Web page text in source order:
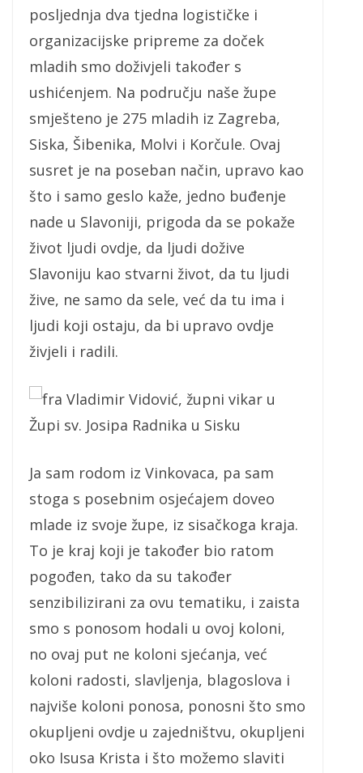
posljednja dva tjedna logističke i
organizacijske pripreme za doček
mladih smo doživjeli također s
ushićenjem. Na području naše župe
smješteno je 275 mladih iz Zagreba,
Siska, Šibenika, Molvi i Korčule. Ovaj
susret je na poseban način, upravo kao
što i samo geslo kaže, jedno buđenje
nade u Slavoniji, prigoda da se pokaže
život ljudi ovdje, da ljudi dožive
Slavoniju kao stvarni život, da tu ljudi
žive, ne samo da sele, već da tu ima i
ljudi koji ostaju, da bi upravo ovdje
živjeli i radili.
fra Vladimir Vidović, župni vikar u
Župi sv. Josipa Radnika u Sisku
Ja sam rodom iz Vinkovaca, pa sam
stoga s posebnim osjećajem doveo
mlade iz svoje župe, iz sisačkoga kraja.
To je kraj koji je također bio ratom
pogođen, tako da su također
senzibilizirani za ovu tematiku, i zaista
smo s ponosom hodali u ovoj koloni,
no ovaj put ne koloni sjećanja, već
koloni radosti, slavljenja, blagoslova i
najviše koloni ponosa, ponosni što smo
okupljeni ovdje u zajedništvu, okupljeni
oko Isusa Krista i što možemo slaviti